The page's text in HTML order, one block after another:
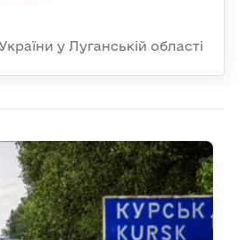
у Луганській області